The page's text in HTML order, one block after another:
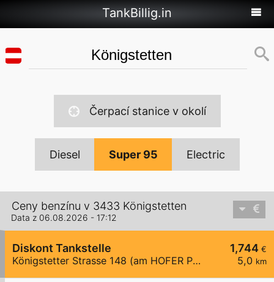
TankBillig.in
Čerpací stanice v okolí
Diesel Super 95 Electric
Ceny benzínu v 3433 Königstetten
Data z 06.08.2026 - 17:12
1,744 €
5,0 km
Diskont Tankstelle
Königstetter Strasse 148 (am HOFER Parkplatz)